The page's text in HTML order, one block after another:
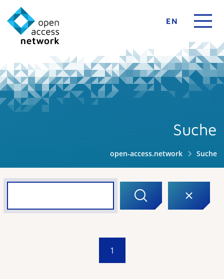
EN
Suche
open-access.network Suche
1